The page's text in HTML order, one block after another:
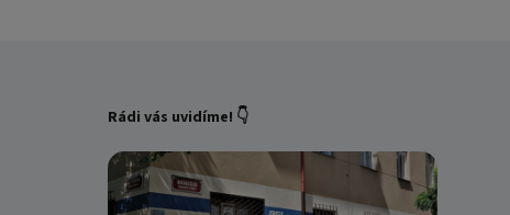
Rádi vás uvidíme! 👇